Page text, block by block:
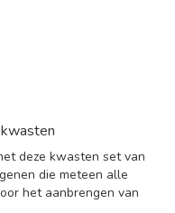
deze kwasten set van
die meteen alle
het aanbrengen van